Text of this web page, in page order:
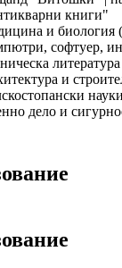
книги"
и биология
софтуер,
литература
и
науки
дело и